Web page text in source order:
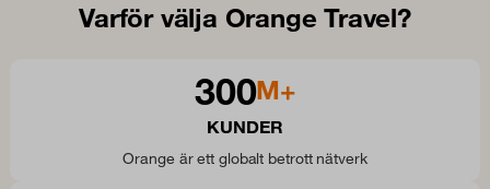
Varför välja Orange Travel?
300M+
KUNDER
Orange är ett globalt betrott nätverk